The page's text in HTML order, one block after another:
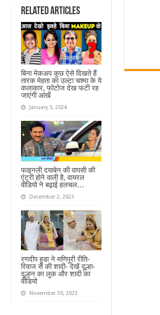
Related Articles
बिना मेकअप कुछ ऐसे दिखते हैं
तारक मेहता का उल्टा चश्मा के ये
कलाकार, फोटोज देख फटी रह
जाएंगी आंखें
January 5, 2024
फाइनली दयाबेन की वापसी की
एंट्री होने वाली है, वायरल
वीडियो ने बढ़ाई हलचल…
December 2, 2023
रणदीप हुडा ने मणिपुरी रीति-
रिवाज से की शादी- देखें दूल्हा-
दुल्हन का लुक और शादी का
वीडियो
November 30, 2023